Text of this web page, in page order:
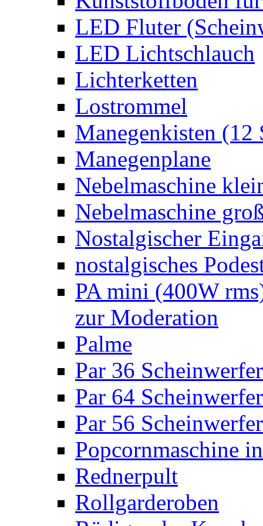
LED Fluter
LED Lichtschlauch
Lichterketten
Lostrommel
Manegenkisten (12
Manegenplane
Nebelmaschine
Nebelmaschine
Nostalgischer
nostalgisches
PA mini (400W
zur Moderation
Palme
Par 36 Scheinwerfer
Par 64 Scheinwerfer
Par 56 Scheinwerfer
Popcornmaschine
Rednerpult
Rollgarderoben